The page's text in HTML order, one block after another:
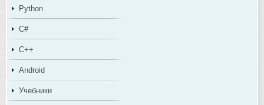
Python
C#
C++
Android
Учебники